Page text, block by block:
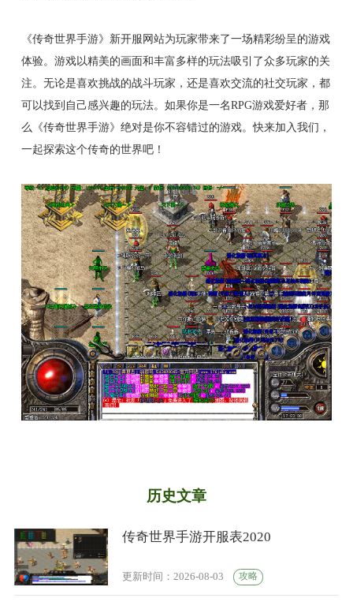
《传奇世界手游》新开服网站为玩家带来了一场精彩纷呈的游戏
体验。游戏以精美的画面和丰富多样的玩法吸引了众多玩家的关
注。无论是喜欢挑战的战斗玩家，还是喜欢交流的社交玩家，都
可以找到自己感兴趣的玩法。如果你是一名RPG游戏爱好者，那
么《传奇世界手游》绝对是你不容错过的游戏。快来加入我们，
一起探索这个传奇的世界吧！
历史文章
传奇世界手游开服表2020
更新时间：2026-08-03 攻略